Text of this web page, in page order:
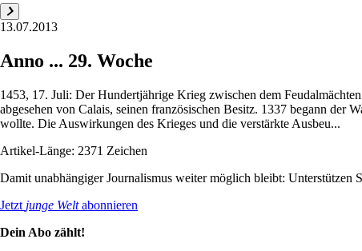
13.07.2013
Anno ... 29. Woche
1453, 17. Juli: Der Hundertjährige Krieg zwischen dem
abgesehen von Calais, seinen französischen Besitz. 1337 begann der
wollte. Die Auswirkungen des Krieges und die verstärkte Ausbeu...
Artikel-Länge: 2371 Zeichen
Damit unabhängiger Journalismus weiter möglich bleibt: Unterstützen
Jetzt junge Weltabonnieren
Dein Abo zählt!